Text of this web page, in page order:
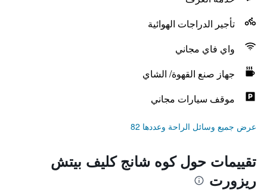
تأجير الدراجات الهوائية
واي فاي مجاني
جهاز صنع القهوة/ الشاي
موقف سيارات مجاني
عرض جميع وسائل الراحة وعددها 82
تقييمات حول كوه شانج كليف بيتش
ريزورت